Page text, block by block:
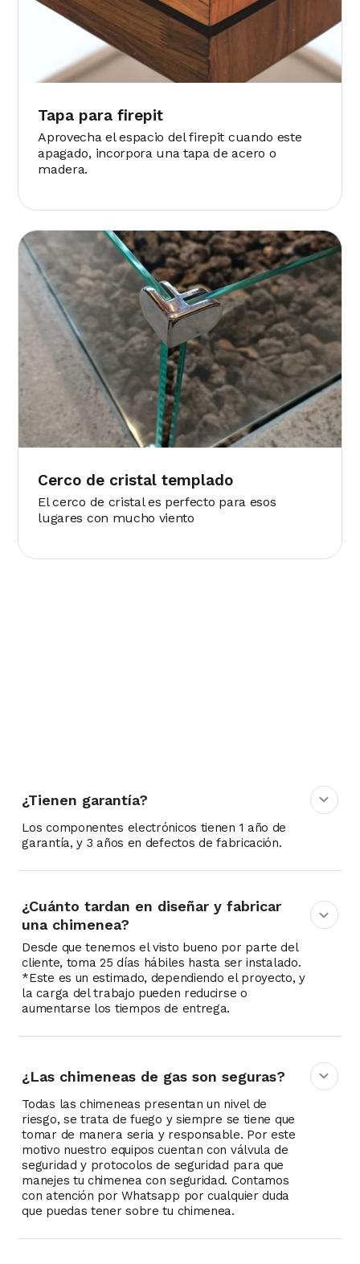
Tapa para firepit
Aprovecha el espacio del firepit cuando este
apagado, incorpora una tapa de acero o
madera.
Cerco de cristal templado
El cerco de cristal es perfecto para esos
lugares con mucho viento
¿Tienen garantía?
Los componentes electrónicos tienen 1 año de
garantía, y 3 años en defectos de fabricación.
¿Cuánto tardan en diseñar y fabricar
una chimenea?
Desde que tenemos el visto bueno por parte del
cliente, toma 25 días hábiles hasta ser instalado.
*Este es un estimado, dependiendo el proyecto, y
la carga del trabajo pueden reducirse o
aumentarse los tiempos de entrega.
¿Las chimeneas de gas son seguras?
Todas las chimeneas presentan un nivel de
riesgo, se trata de fuego y siempre se tiene que
tomar de manera seria y responsable. Por este
motivo nuestro equipos cuentan con válvula de
seguridad y protocolos de seguridad para que
manejes tu chimenea con seguridad. Contamos
con atención por Whatsapp por cualquier duda
que puedas tener sobre tu chimenea.